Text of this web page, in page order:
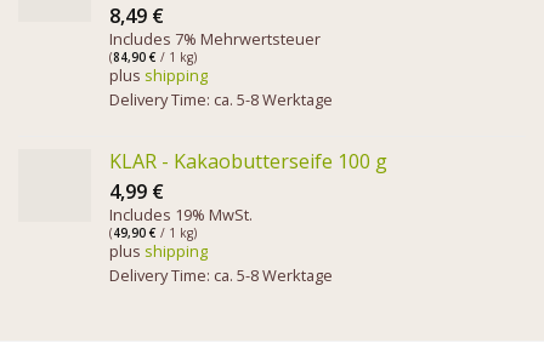
8,49 €
Includes 7% Mehrwertsteuer
(84,90 € / 1 kg)
plus shipping
Delivery Time: ca. 5-8 Werktage
KLAR - Kakaobutterseife 100 g
4,99 €
Includes 19% MwSt.
(49,90 € / 1 kg)
plus shipping
Delivery Time: ca. 5-8 Werktage